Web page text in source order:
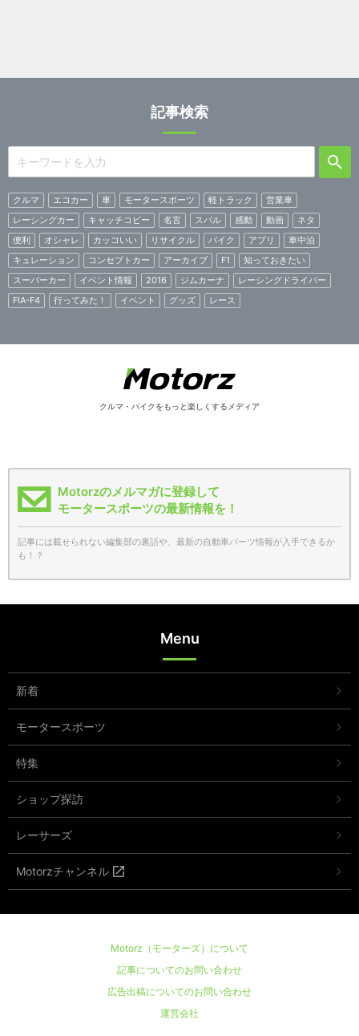
記事検索
クルマ エコカー 車 モータースポーツ 軽トラック
営業車
レーシングカー
キャッチコピー 名言 スバル 感動 動画
ネタ
便利
オシャレ カッコいい リサイクル バイク アプリ
車中泊
キュレーション
コンセプトカー アーカイブ F1
知っておきたい
スーパーカー
イベント情報 2016 ジムカーナ
レーシングドライバー
FIA-F4
行ってみた！ イベント グッズ レース
クルマ・バイクをもっと楽しくするメディア
Motorzのメルマガに登録して
モータースポーツの最新情報を！
記事には載せられない編集部の裏話や、最新の自動車パーツ情報が入手できるか
も！？
Menu
新着
モータースポーツ
特集
ショップ探訪
レーサーズ
Motorzチャンネル
Motorz（モーターズ）について
記事についてのお問い合わせ
広告出稿についてのお問い合わせ
運営会社